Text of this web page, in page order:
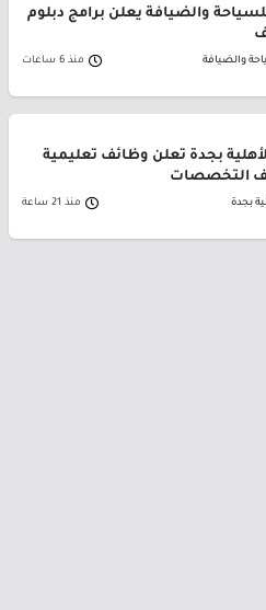
والضيافة يعلن برامج دبلوم
والضيافة منذ 6 ساعات
بجدة تعلن وظائف تعليمية
التخصصات
بجدة منذ 21 ساعة